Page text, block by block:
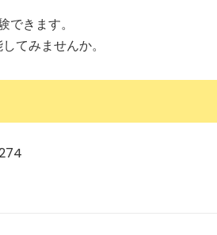
きます。
てみませんか。